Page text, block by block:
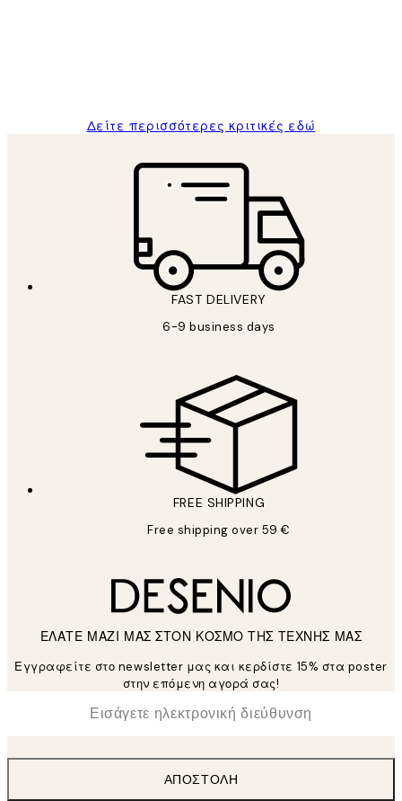
Δείτε περισσότερες κριτικές εδώ
FAST DELIVERY
6-9 business days
FREE SHIPPING
Free shipping over 59 €
ΕΛΑΤΕ ΜΑΖΙ ΜΑΣ ΣΤΟΝ ΚΟΣΜΟ ΤΗΣ ΤΕΧΝΗΣ ΜΑΣ
Εγγραφείτε στο newsletter μας και κερδίστε 15% στα poster
στην επόμενη αγορά σας!
Ηλεκτρονική Διεύθυνση
ΑΠΟΣΤΟΛΉ